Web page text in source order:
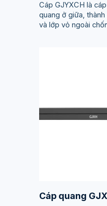
Cáp GJYXCH là
quang ở giữa,
và lớp vỏ ngoài
Cáp quang